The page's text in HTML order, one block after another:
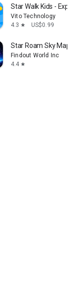
Star Walk Kids -
Vito Technology
4.3 star US$0.99
Star Roam Sky Map
Findout World Inc
4.4 star